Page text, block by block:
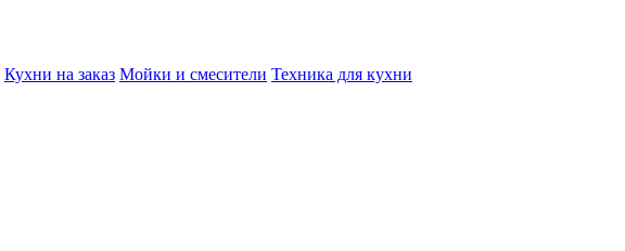
Кухни на заказ Мойки и смесители Техника для кухни